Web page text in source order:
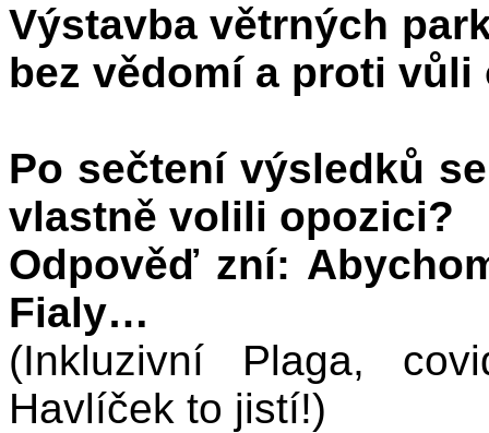
Výstavba větrných
bez vědomí a proti vůli
Po sečtení výsledků
vlastně volili opozici?
Odpověď zní:
Fialy…
(Inkluzivní Plaga,
Havlíček to jistí!)